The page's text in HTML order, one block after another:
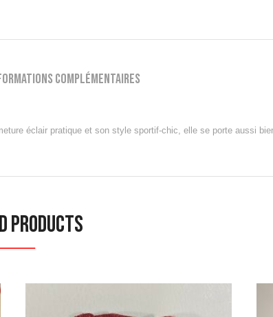
complémentaires
éclair pratique et son style sportif-chic, elle se porte aussi bien
Products